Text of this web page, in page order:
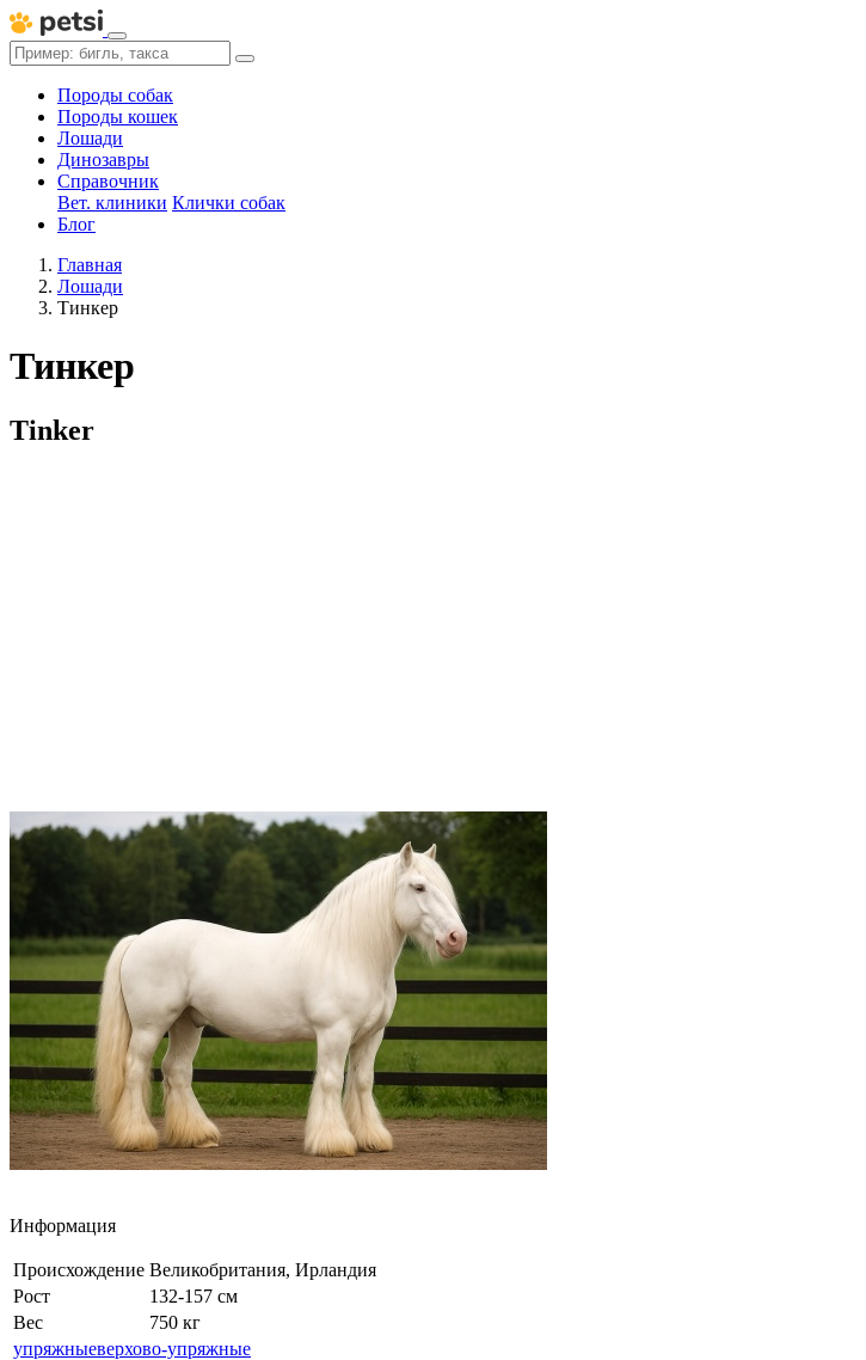
Породы собак
Породы кошек
Лошади
Динозавры
Справочник
Вет. клиники Клички собак
Блог
Главная
Лошади
Тинкер
Тинкер
Tinker
Информация
Происхождение Великобритания, Ирландия
Рост
132-157 см
Вес
750 кг
упряжныеверхово-упряжные